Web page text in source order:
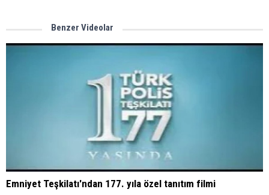
Benzer Videolar
Emniyet Teşkilatı'ndan 177. yıla özel tanıtım filmi